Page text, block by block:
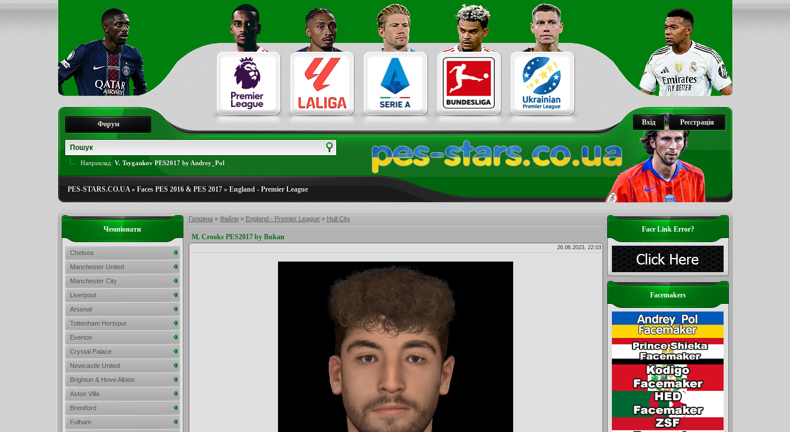
Реєстрація
Вхід
Форум
Наприклад: V. Tsygankov PES2017 by Andrey_Pol
PES-STARS.CO.UA» Faces PES 2016 & PES 2017» England - Premier League
Головна» Файли» England - Premier League» Hull City
M. Crooks PES2017 by Bukan
26.06.2023, 22:03
Face Link Error?
Facemakers
Чемпіонати
Chelsea
Manchester United
Manchester City
Liverpool
Arsenal
Tottenham Hortspur
Everton
Crystal Palace
Newcastle United
Brighton & Hove Albion
Aston Villa
Brentford
Fulham